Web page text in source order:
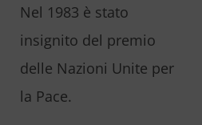
Nel 1983 è stato
insignito del premio
delle Nazioni Unite per
la Pace.